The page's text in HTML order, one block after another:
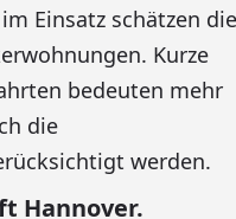
Einsatz schätzen die
Kurze
bedeuten mehr
die
werden.
Hannover.